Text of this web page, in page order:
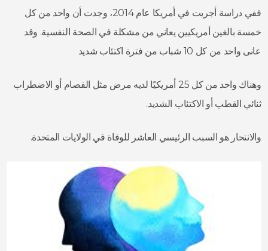
ففي دراسة أجريت في أمريكا عام 2014، وجدت أن واحد من كل
خمسة بالغين أمريكيين يعاني من مشكلة في الصحة النفسية. وقد
عانى واحد من كل 10 شباب من فترة اكتئاب شديد
وهناك واحد من كل 25 أمريكيًا لديه مرض مثل الفصام أو الاضطراب
ثنائي القطب أو الاكتئاب الشديد.
والانتحار هو السبب الرئيسي العاشر للوفاة في الولايات المتحدة.